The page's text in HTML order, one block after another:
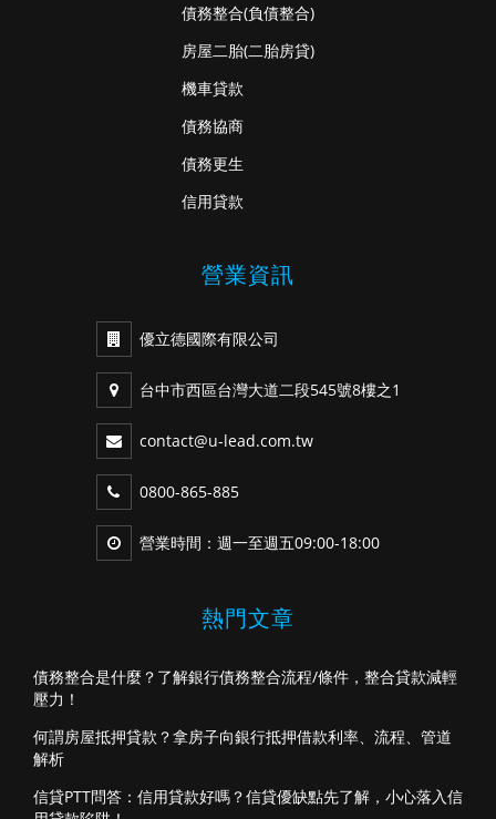
債務整合(負債整合)
房屋二胎(二胎房貸)
機車貸款
債務協商
債務更生
信用貸款
營業資訊
優立德國際有限公司
台中市西區台灣大道二段545號8樓之1
contact@u-lead.com.tw
0800-865-885
營業時間：週一至週五09:00-18:00
熱門文章
債務整合是什麼？了解銀行債務整合流程/條件，整合貸款減輕
壓力！
何謂房屋抵押貸款？拿房子向銀行抵押借款利率、流程、管道
解析
信貸PTT問答：信用貸款好嗎？信貸優缺點先了解，小心落入信